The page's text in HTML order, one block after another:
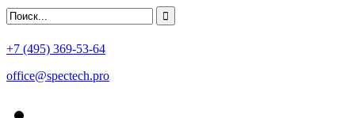
+7 (495) 369-53-64
office@spectech.pro